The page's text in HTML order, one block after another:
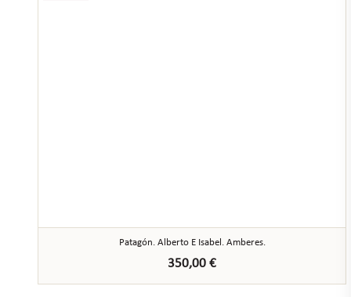
Patagón. Alberto E Isabel. Amberes.
350,00 €